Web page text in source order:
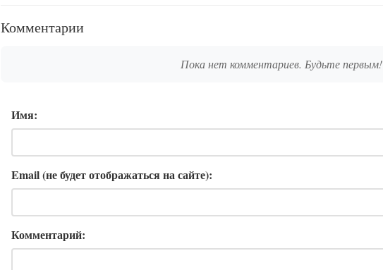
Комментарии
Пока нет комментариев. Будьте первым!
Имя:
Email (не будет отображаться на сайте):
Комментарий: